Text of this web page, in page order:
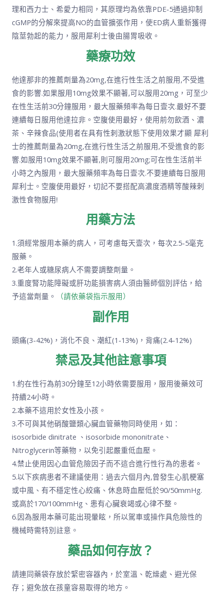
理和西力士、希愛力相同，其原理均為依靠PDE-5通過抑制
cGMP的分解來提高NO的血管擴張作用，使ED病人重新獲得
陰莖勃起的能力，服用犀利士後由腸胃吸收。
藥療功效
他達那非的推薦劑量為20mg,在進行性生活之前服用,不受進
食的影響.如果服用10mg效果不顯著,可以服用20mg，可至少
在性生活前30分鐘服用，最大服藥頻率為每日壹次.最好不要
連續每日服用他達拉非。空腹使用最好，使用前勿飲酒、濃
茶、辛辣食品(使用者在具有性刺激狀態下使用效果才顯 犀利
士的推薦劑量為20mg,在進行性生活之前服用,不受進食的影
響.如服用10mg效果不顯著,則可服用20mg;可在性生活前半
小時之內服用，最大服藥頻率為每日壹次.不要連續每日服用
犀利士。空腹使用最好，切記不要搭配高濃度酒精等酸辣刺
激性食物服用!
用藥方法
1.須經常服用本藥的病人，可考慮每天壹次，每次2.5-5毫克
服藥。
2.老年人或糖尿病人不需要調整劑量。
3.重度腎功能障礙或肝功能損害病人須由醫師個別評估，給
予這當劑量。
（請依藥袋指示服用）
副作用
頭痛(3-42%)，消化不良、潮紅(1-13%)，背痛(2.4-12%)
禁忌及其他註意事項
1.約在性行為前30分鐘至12小時依需要服用，服用後藥效可
持續24小時。
2.本藥不這用於女性及小孩。
3.不可與其他硝酸鹽類心臟血管藥物同時使用，如：
isosorbide dinitrate 、isosorbide mononitrate、
Nitroglycerin等藥物，以免引起嚴重低血壓。
4.禁止使用因心血管危險因子而不這合進行性行為的患者。
5.以下疾病患者不建議使用：過去六個月內,曾發生心肌梗塞
或中風、有不穩定性心絞痛、休息時血壓低於90/50mmHg.
或高於170/100mmHg、患有心臟衰竭或心律不整。
6.因為服用本藥可能出現暈眩，所以駕車或操作具危險性的
機械時需特別註意。
藥品如何存放？
請連同藥袋存放於緊密容器內，於室溫、乾燥處、避光保
存；避免放在孩童容易取得的地方。